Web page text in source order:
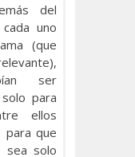
del
uno
(que
ser
para
ellos
para que
sea solo